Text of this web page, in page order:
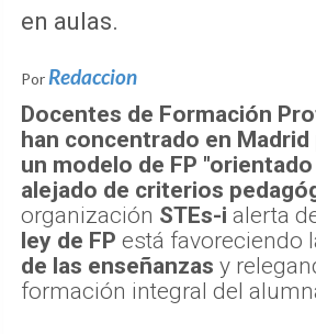
en aulas.
Por Redaccion
Docentes de Formación
han concentrado en Madrid
un modelo de FP
alejado de criterios
organización STEs-i alerta
ley de FP está favoreciendo
de las enseñanzas y
formación integral del